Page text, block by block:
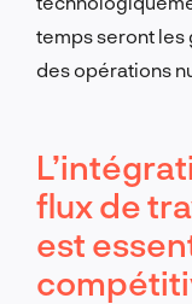
temps seront les
des opérations
flux de
est